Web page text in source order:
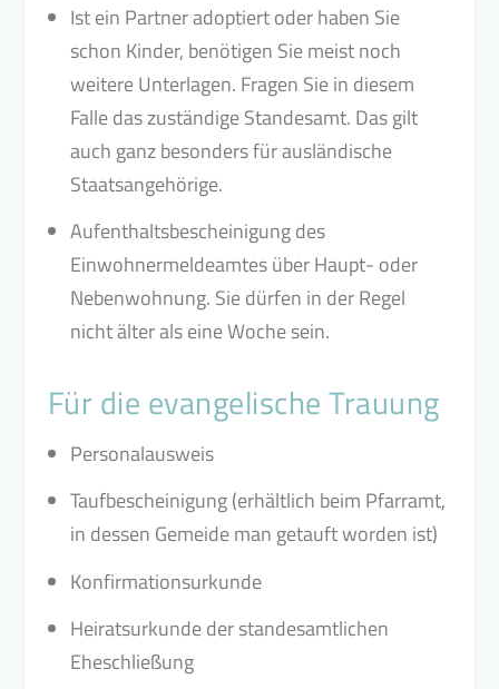
Ist ein Partner adoptiert oder haben Sie
schon Kinder, benötigen Sie meist noch
weitere Unterlagen. Fragen Sie in diesem
Falle das zuständige Standesamt. Das gilt
auch ganz besonders für ausländische
Staatsangehörige.
Aufenthaltsbescheinigung des
Einwohnermeldeamtes über Haupt- oder
Nebenwohnung. Sie dürfen in der Regel
nicht älter als eine Woche sein.
Für die evangelische Trauung
Personalausweis
Taufbescheinigung (erhältlich beim Pfarramt,
in dessen Gemeide man getauft worden ist)
Konfirmationsurkunde
Heiratsurkunde der standesamtlichen
Eheschließung